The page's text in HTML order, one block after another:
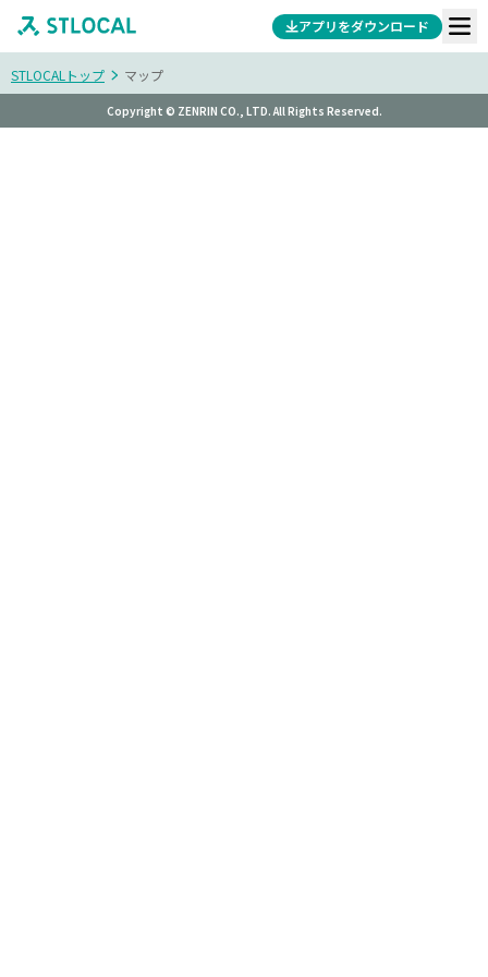
アプリをダウンロード
STLOCALトップ マップ
Copyright © ZENRIN CO., LTD. All Rights Reserved.